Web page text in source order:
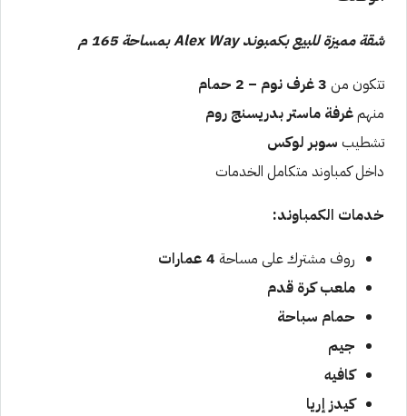
شقة مميزة للبيع بكمبوند Alex Way بمساحة 165 م
تتكون من 3 غرف نوم – 2 حمام
منهمغرفة ماستر بدريسنج روم
تشطيب سوبر لوكس
داخل كمباوند متكامل الخدمات
خدمات الكمباوند:
روف مشترك على مساحة 4 عمارات
ملعب كرة قدم
حمام سباحة
جيم
كافيه
كيدز إريا